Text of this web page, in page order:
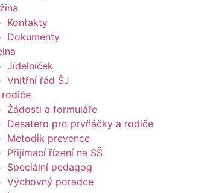
Kontakty
Dokumenty
Jídelníček
Vnitřní řád ŠJ
rodiče
Žádosti a formuláře
Desatero pro prvňáčky a rodiče
Metodik prevence
Přijímací řízení na SŠ
Speciální pedagog
Výchovný poradce